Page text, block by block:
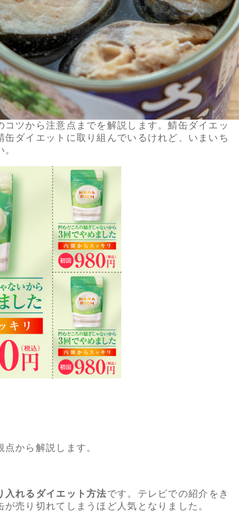
ツから注意点までを解説します。鯖缶ダイエッ
ダイエットに取り組んでいるけれど、いまいち
から解説します。
入れるダイエット方法です。テレビでの紹介をき
売り切れてしまうほど人気となりました。